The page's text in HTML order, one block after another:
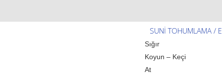
SUNİ TOHUMLAMA /
Sığır
Koyun – Keçi
At